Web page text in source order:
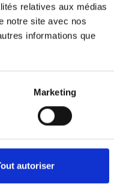
relatives aux médias
notre site avec nos
informations que
Marketing
autoriser
vous réaliser les